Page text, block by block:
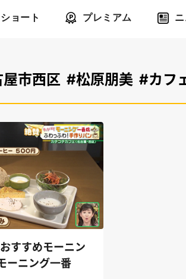
ショート プレミアム
市西区 #松原朋美 #カフ
すすめモーニン
ーニング一番